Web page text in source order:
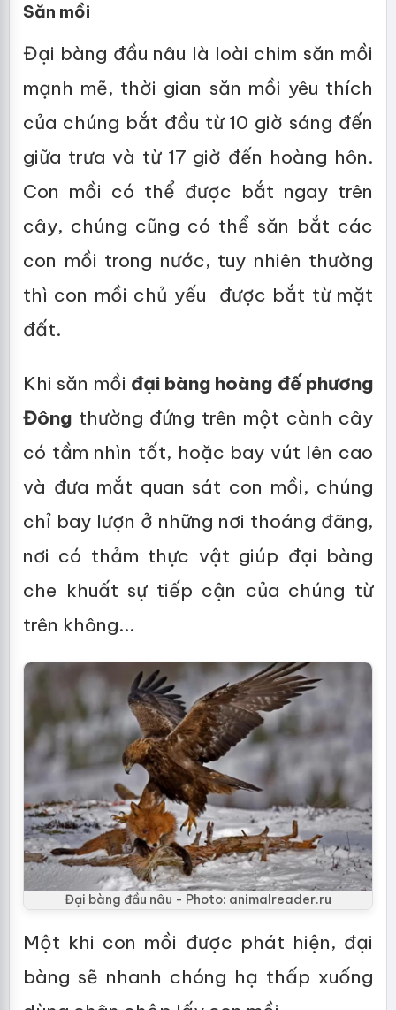
Săn mồi
Đại bàng đầu nâu là loài chim săn mồi
mạnh mẽ, thời gian săn mồi yêu thích
của chúng bắt đầu từ 10 giờ sáng đến
giữa trưa và từ 17 giờ đến hoàng hôn.
Con mồi có thể được bắt ngay trên
cây, chúng cũng có thể săn bắt các
con mồi trong nước, tuy nhiên thường
thì con mồi chủ yếu được bắt từ mặt
đất.
Khi săn mồi đại bàng hoàng đế phương
Đông thường đứng trên một cành cây
có tầm nhìn tốt, hoặc bay vút lên cao
và đưa mắt quan sát con mồi, chúng
chỉ bay lượn ở những nơi thoáng đãng,
nơi có thảm thực vật giúp đại bàng
che khuất sự tiếp cận của chúng từ
trên không...
Đại bàng đầu nâu - Photo: animalreader.ru
Một khi con mồi được phát hiện, đại
bàng sẽ nhanh chóng hạ thấp xuống